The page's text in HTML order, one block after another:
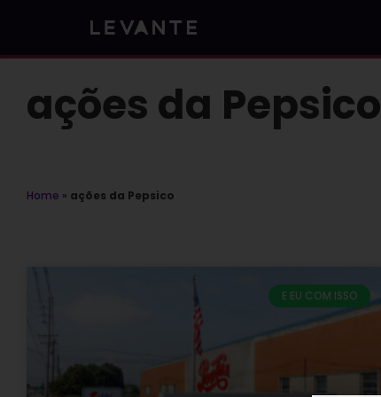
ações da Pepsico
Home » ações da Pepsico
E EU COM ISSO